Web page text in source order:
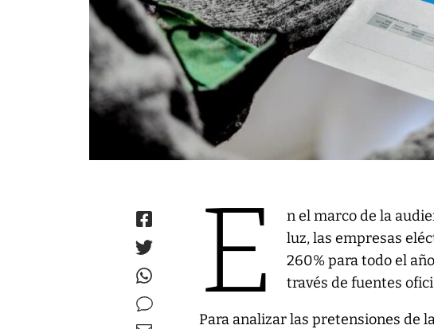
E
n el marco de la
luz, las empresas
260% para todo el
través de fuentes
Para analizar las pretensiones de